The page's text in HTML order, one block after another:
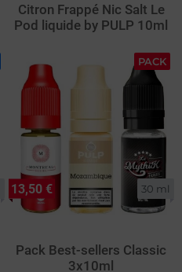
Citron Frappé Nic Salt Le
Pod liquide by PULP 10ml
PACK
30 ml
Pack Best-sellers Classic
3x10ml
13,50 €